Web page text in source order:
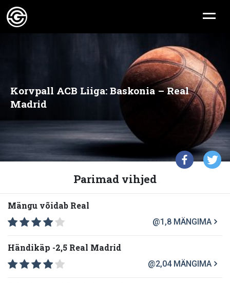
Korvpall ACB Liiga: Baskonia – Real
Madrid
Parimad vihjed
Mängu võidab Real
@1,8 MÄNGIMA
Händikäp -2,5 Real Madrid
@2,04 MÄNGIMA